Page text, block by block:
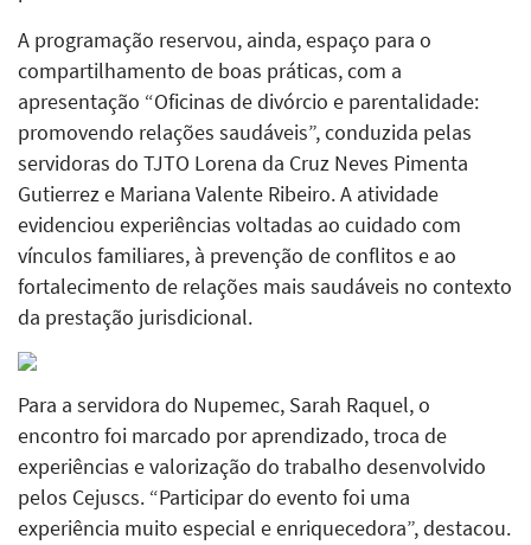
A programação reservou, ainda, espaço para o
compartilhamento de boas práticas, com a
apresentação “Oficinas de divórcio e parentalidade:
promovendo relações saudáveis”, conduzida pelas
servidoras do TJTO Lorena da Cruz Neves Pimenta
Gutierrez e Mariana Valente Ribeiro. A atividade
evidenciou experiências voltadas ao cuidado com
vínculos familiares, à prevenção de conflitos e ao
fortalecimento de relações mais saudáveis no contexto
da prestação jurisdicional.
Para a servidora do Nupemec, Sarah Raquel, o
encontro foi marcado por aprendizado, troca de
experiências e valorização do trabalho desenvolvido
pelos Cejuscs. “Participar do evento foi uma
experiência muito especial e enriquecedora”, destacou.